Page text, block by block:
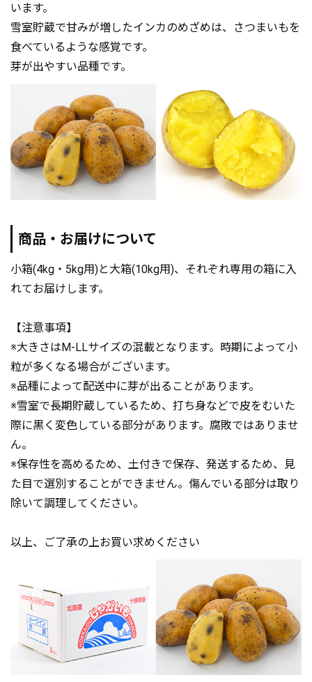
います。
雪室貯蔵で甘みが増したインカのめざめは、さつまいもを
食べているような感覚です。
芽が出やすい品種です。
商品・お届けについて
小箱(4kg・5kg用)と大箱(10kg用)、それぞれ専用の箱に入
れてお届けします。
【注意事項】
※大きさはM-LLサイズの混載となります。時期によって小
粒が多くなる場合がございます。
※品種によって配送中に芽が出ることがあります。
※雪室で長期貯蔵しているため、打ち身などで皮をむいた
際に黒く変色している部分があります。腐敗ではありませ
ん。
※保存性を高めるため、土付きで保存、発送するため、見
た目で選別することができません。傷んでいる部分は取り
除いて調理してください。
以上、ご了承の上お買い求めください